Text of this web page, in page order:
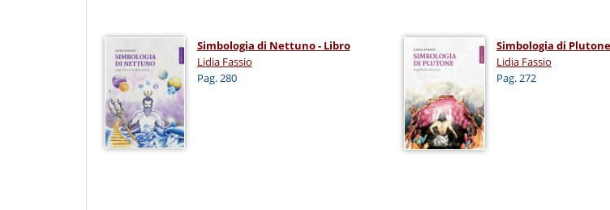
Simbologia di Nettuno - Libro
Lidia Fassio
Pag. 280
Simbologia di
Lidia Fassio
Pag. 272